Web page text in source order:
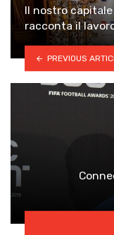
Il nostro
racconta il
PREVIOUS